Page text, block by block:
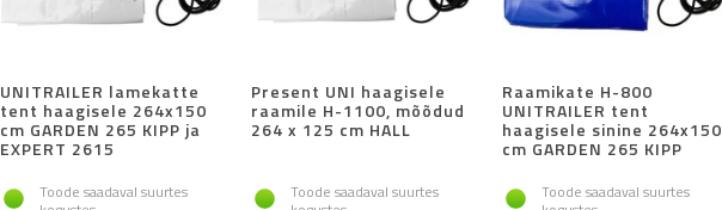
UNITRAILER lamekatte
tent haagisele 264x150
cm GARDEN 265 KIPP ja
EXPERT 2615
Toode saadaval suurtes
Present UNI haagisele
raamile H-1100, mõõdud
264 x 125 cm HALL
Toode saadaval suurtes
Raamikate H-800
UNITRAILER tent
haagisele sinine 264x150
cm GARDEN 265 KIPP
Toode saadaval suurtes